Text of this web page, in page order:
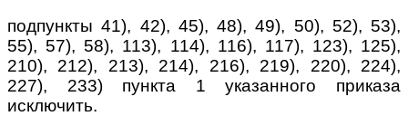
подпункты 41), 42), 45), 48), 49), 50), 52), 53),
55), 57), 58), 113), 114), 116), 117), 123), 125),
210), 212), 213), 214), 216), 219), 220), 224),
227), 233) пункта 1 указанного приказа
исключить.